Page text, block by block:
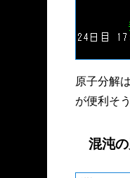
原子分解
が便利そ
混沌の